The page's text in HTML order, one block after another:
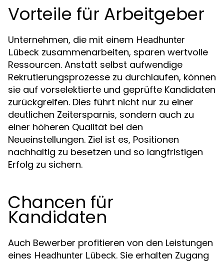
Vorteile für Arbeitgeber
Unternehmen, die mit einem Headhunter
Lübeck zusammenarbeiten, sparen wertvolle
Ressourcen. Anstatt selbst aufwendige
Rekrutierungsprozesse zu durchlaufen, können
sie auf vorselektierte und geprüfte Kandidaten
zurückgreifen. Dies führt nicht nur zu einer
deutlichen Zeitersparnis, sondern auch zu
einer höheren Qualität bei den
Neueinstellungen. Ziel ist es, Positionen
nachhaltig zu besetzen und so langfristigen
Erfolg zu sichern.
Chancen für
Kandidaten
Auch Bewerber profitieren von den Leistungen
eines Headhunter Lübeck. Sie erhalten Zugang